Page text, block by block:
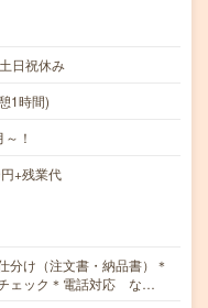
日祝休み
1時間)
！
+残業代
分け（注文書・納品書）＊
ェック＊電話対応 な…